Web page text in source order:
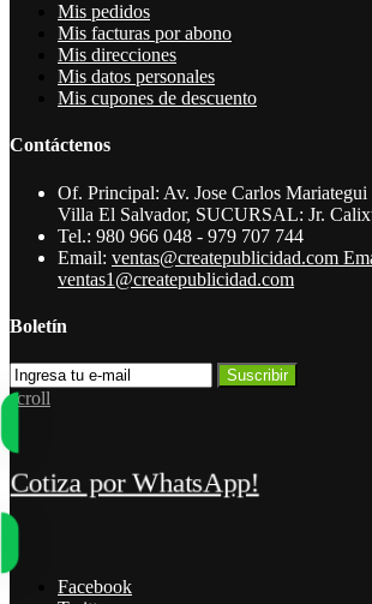
Mis pedidos
Mis facturas por abono
Mis direcciones
Mis datos personales
Mis cupones de descuento
Contáctenos
Of. Principal: Av. Jose Carlos
Villa El Salvador, SUCURSAL: Jr.
Tel.: 980 966 048 - 979 707 744
Email: ventas@createpublicidad.com
ventas1@createpublicidad.com
Boletín
Suscribir
scroll
¡Cotiza por WhatsApp!
Facebook